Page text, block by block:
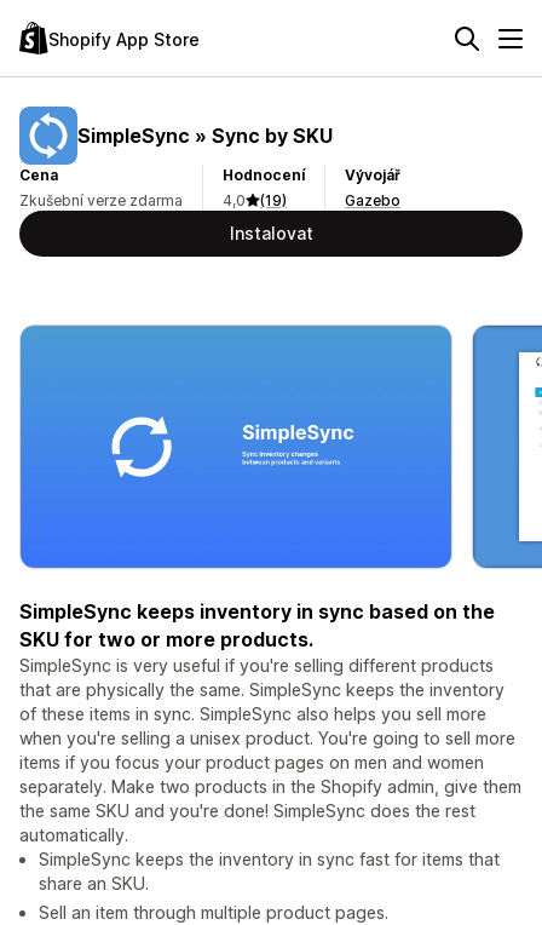
Shopify App Store
SimpleSync » Sync by SKU
Cena
Zkušební verze zdarma
Hodnocení
4,0
(19)
Vývojář
Gazebo
Instalovat
SimpleSync keeps inventory in sync based on the
SKU for two or more products.
SimpleSync is very useful if you're selling different products
that are physically the same. SimpleSync keeps the inventory
of these items in sync. SimpleSync also helps you sell more
when you're selling a unisex product. You're going to sell more
items if you focus your product pages on men and women
separately. Make two products in the Shopify admin, give them
the same SKU and you're done! SimpleSync does the rest
automatically.
SimpleSync keeps the inventory in sync fast for items that
share an SKU.
Sell an item through multiple product pages.